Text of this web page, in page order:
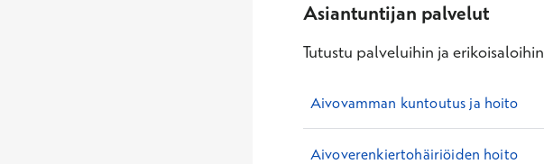
Asiantuntijan palvelut
Tutustu palveluihin ja erikoisaloihin
Aivovamman kuntoutus ja hoito
Aivoverenkiertohäiriöiden hoito